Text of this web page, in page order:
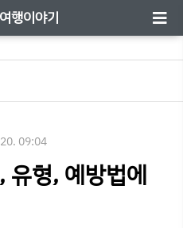
행이야기
09:04
유형, 예방법에